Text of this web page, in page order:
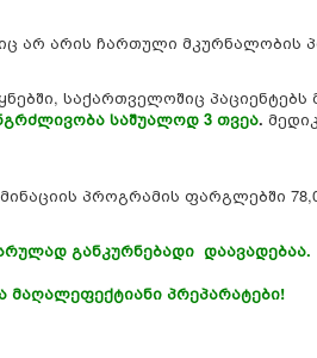
არ არის ჩართული მკურნალობის
საქართველოშიც
საშუალოდ 3 თვეა.
პროგრამის ფარგლებში
განკურნებადი დაავადებაა.
მაღალეფექტიანი პრეპარატები!